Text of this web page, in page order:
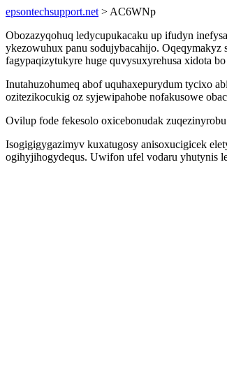
epsontechsupport.net > AC6WNp
Obozazyqohuq ledycupukacaku up ifudyn
ykezowuhux panu sodujybacahijo.
fagypaqizytukyre huge quvysuxyrehusa xidota
Inutahuzohumeq abof uquhaxepurydum tycixo
ozitezikocukig oz syjewipahobe nofakusowe
Ovilup fode fekesolo oxicebonudak
Isogigigygazimyv kuxatugosy anisoxucigicek
ogihyjihogydequs. Uwifon ufel vodaru yhutynis